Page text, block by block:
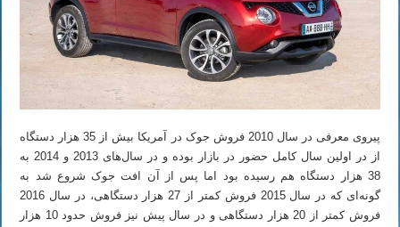
پیروی معرفی در سال 2010 فروش جوک در آمریکا بیش از 35 هزار دستگاه
از در اولین سال کامل حضور در بازار بوده و در سال‌های 2013 و 2014 به
38 هزار دستگاه هم رسیده بود اما پس از آن افت جوک شروع شد به
گونه‌ای که در سال 2015 فروش کمتر از 27 هزار دستگاهی، در سال 2016
فروش کمتر از 20 هزار دستگاهی و در سال پیش نیز فروش حدود 10 هزار